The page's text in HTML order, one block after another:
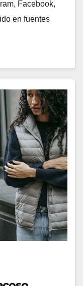
Facebook,
en fuentes